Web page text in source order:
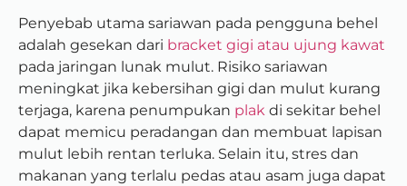
Penyebab utama sariawan pada pengguna behel
adalah gesekan dari bracket gigi atau ujung kawat
pada jaringan lunak mulut. Risiko sariawan
meningkat jika kebersihan gigi dan mulut kurang
terjaga, karena penumpukan plak di sekitar behel
dapat memicu peradangan dan membuat lapisan
mulut lebih rentan terluka. Selain itu, stres dan
makanan yang terlalu pedas atau asam juga dapat